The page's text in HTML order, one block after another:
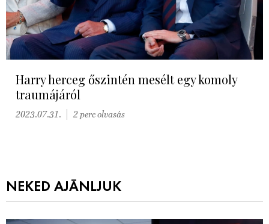
Harry herceg őszintén mesélt egy komoly
traumájáról
2023.07.31. 2 perc olvasás
NEKED AJÁNLJUK